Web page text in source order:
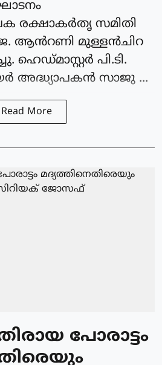
രക്ഷാകർതൃ സമിതി
ആൻറണി മുള്ളൻചിറ
പി.ടി.
അദ്ധ്യാപകൻ സാജു ...
Read More
പോരാട്ടം